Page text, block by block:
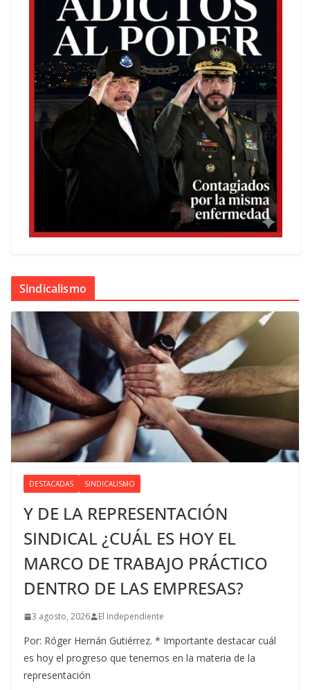
Sindicalismo
DESTACADAS SINDICALISMO
Y DE LA REPRESENTACIÓN
SINDICAL ¿CUÁL ES HOY EL
MARCO DE TRABAJO PRÁCTICO
DENTRO DE LAS EMPRESAS?
3 agosto, 2026 El Independiente
Por: Róger Hernán Gutiérrez. * Importante destacar cuál
es hoy el progreso que tenemos en la materia de la
representación